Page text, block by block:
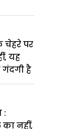
चेहरे पर
यह
है
:
का नहीं,